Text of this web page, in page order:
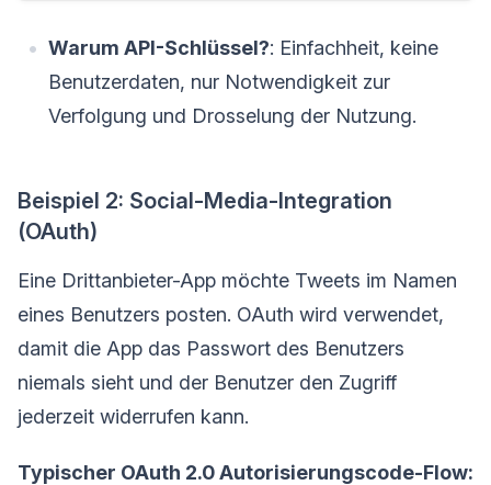
Warum API-Schlüssel?: Einfachheit, keine
Benutzerdaten, nur Notwendigkeit zur
Verfolgung und Drosselung der Nutzung.
Beispiel 2: Social-Media-Integration
(OAuth)
Eine Drittanbieter-App möchte Tweets im Namen
eines Benutzers posten. OAuth wird verwendet,
damit die App das Passwort des Benutzers
niemals sieht und der Benutzer den Zugriff
jederzeit widerrufen kann.
Typischer OAuth 2.0 Autorisierungscode-Flow: